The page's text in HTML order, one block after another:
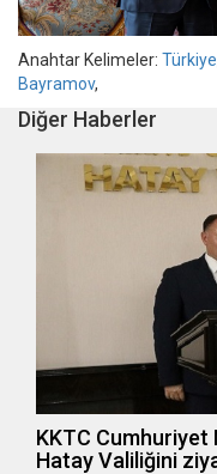
Anahtar Kelimeler: Türkiye
Bayramov,
Diğer Haberler
KKTC Cumhuriyet
Hatay Valiliğini